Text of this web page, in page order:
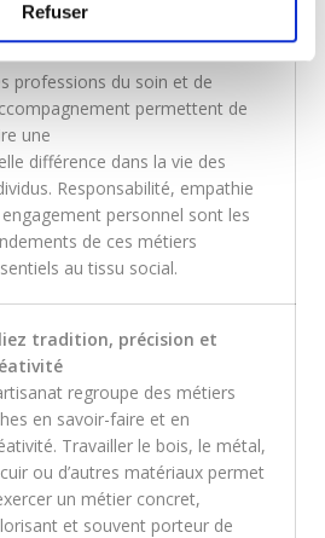
Refuser
professions du soin et de
permettent de
une
différence dans la vie des
Responsabilité, empathie
personnel sont les
de ces métiers
au tissu social.
tradition, précision et
regroupe des métiers
en savoir-faire et en
Travailler le bois, le métal,
ou d’autres matériaux permet
un métier concret,
et souvent porteur de